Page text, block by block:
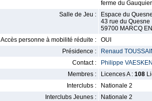
ferme du
Salle de Jeu :
Espace du
43 rue du Quesne
59700 MARCQ
Accès personne à mobilité réduite :
OUI
Présidence :
Renaud
Contact :
Philippe
Membres :
Licences A : 108
Interclubs :
Nationale 2
Interclubs Jeunes :
Nationale 2